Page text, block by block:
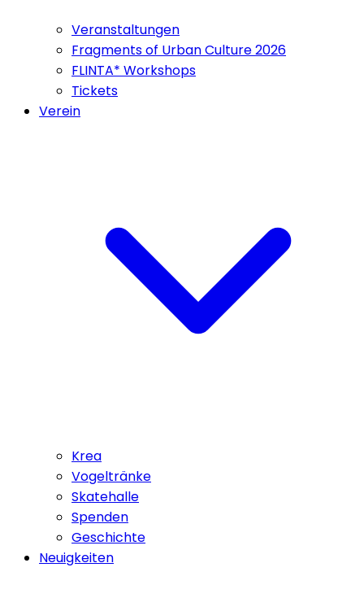
Veranstaltungen
Fragments of Urban Culture 2026
FLINTA* Workshops
Tickets
Verein
Krea
Vogeltränke
Skatehalle
Spenden
Geschichte
Neuigkeiten